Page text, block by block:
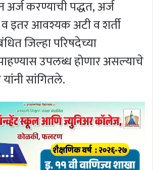
करण्याची पद्धत, अर्ज
इतर आवश्यक अटी व शर्ती
जिल्हा परिषदेच्या
उपलब्ध होणार असल्याचे
यांनी सांगितले.